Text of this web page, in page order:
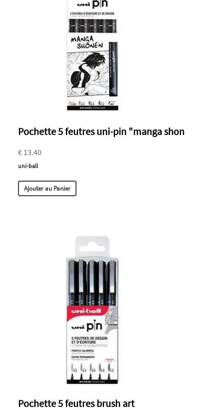
Pochette 5 feutres uni-pin "manga shon
€ 13.40
uni-ball
Ajouter au Panier
Pochette 5 feutres brush art